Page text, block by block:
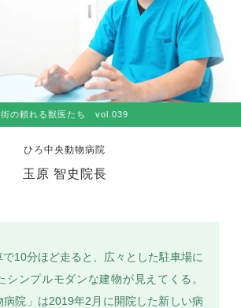
街の頼れる獣医たち vol.039
ひろ中央動物病院
玉原 智史院長
10分ほど走ると、広々とした駐車場に
シンプルモダンな建物が見えてくる。
病院」は2019年2月に開院した新しい病